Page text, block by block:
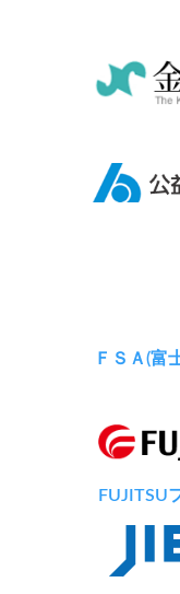
ＦＳＡ(富
FUJITSU